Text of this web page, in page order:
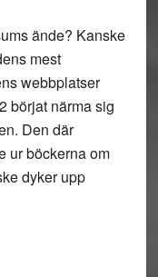
ände? Kanske
mest
webbplatser
börjat närma sig
Den där
ur böckerna om
dyker upp